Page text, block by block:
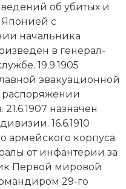
об убитых и
с
начальника
в генерал-
19.9.1905
эвакуационной
распоряжении
назначен
16.6.1910
армейского корпуса.
от инфантерии за
Первой мировой
29-го